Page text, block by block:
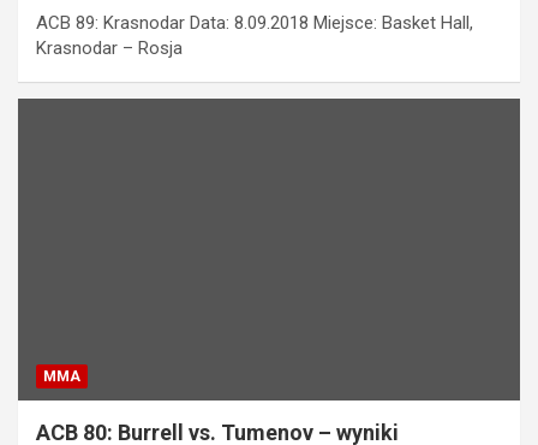
ACB 89: Krasnodar Data: 8.09.2018 Miejsce: Basket Hall,
Krasnodar – Rosja
MMA
ACB 80: Burrell vs. Tumenov – wyniki